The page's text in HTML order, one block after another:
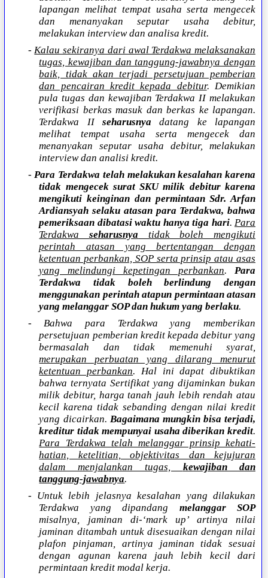
lapangan melihat tempat usaha serta mengecek
dan menanyakan seputar usaha debitur,
melakukan interview dan analisa kredit.
-Kalau sekiranya dari awal Terdakwa melaksanakan
tugas, kewajiban dan tanggung-jawabnya dengan
baik, tidak akan terjadi persetujuan pemberian
dan pencairan kredit kepada debitur. Demikian
pula tugas dan kewajiban Terdakwa II melakukan
verifikasi berkas masuk dan berkas ke lapangan.
Terdakwa IIseharusnya datang ke lapangan
melihat tempat usaha serta mengecek dan
menanyakan seputar usaha debitur, melakukan
interview dan analisi kredit.
-Para Terdakwa telah melakukan kesalahan karena
tidak mengecek surat SKU milik debitur karena
mengikuti keinginan dan permintaan Sdr. Arfan
Ardiansyah selaku atasan para Terdakwa, bahwa
pemeriksaan dibatasi waktu hanya tiga hari.Para
Terdakwaseharusnya tidak boleh mengikuti
perintah atasan yang bertentangan dengan
ketentuan perbankan, SOP serta prinsip atau asas
yang melindungi kepetingan perbankan.Para
Terdakwa tidak boleh berlindung dengan
menggunakan perintah atapun permintaan atasan
yang melanggar SOP dan hukum yang berlaku.
- Bahwa para Terdakwa yang memberikan
persetujuan pemberian kredit kepada debitur yang
bermasalah dan tidak memenuhi syarat,
merupakan perbuatan yang dilarang menurut
ketentuan perbankan. Hal ini dapat dibuktikan
bahwa ternyata Sertifikat yang dijaminkan bukan
milik debitur, harga tanah jauh lebih rendah atau
kecil karena tidak sebanding dengan nilai kredit
yang dicairkan. Bagaimana mungkin bisa terjadi,
kreditur tidak mempunyai usaha diberikan kredit.
Para Terdakwa telah melanggar prinsip kehati-
hatian, ketelitian, objektivitas dan kejujuran
dalam menjalankan tugas, kewajiban dan
tanggung-jawabnya.
- Untuk lebih jelasnya kesalahan yang dilakukan
Terdakwa yang dipandang melanggar SOP
misalnya, jaminan di-‘mark up’ artinya nilai
jaminan ditambah untuk disesuaikan dengan nilai
plafon pinjaman, artinya jaminan tidak sesuai
dengan agunan karena jauh lebih kecil dari
permintaan kredit modal kerja.